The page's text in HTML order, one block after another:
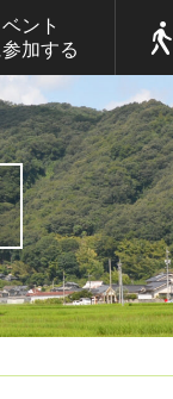
ント
加する